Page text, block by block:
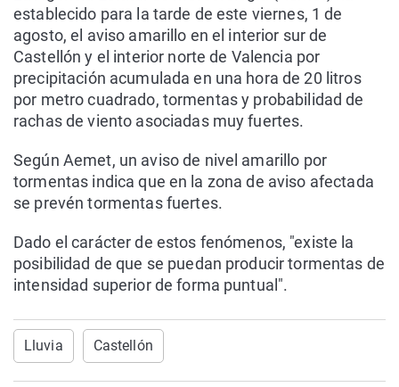
establecido para la tarde de este viernes, 1 de
agosto, el aviso amarillo en el interior sur de
Castellón y el interior norte de Valencia por
precipitación acumulada en una hora de 20 litros
por metro cuadrado, tormentas y probabilidad de
rachas de viento asociadas muy fuertes.
Según Aemet, un aviso de nivel amarillo por
tormentas indica que en la zona de aviso afectada
se prevén tormentas fuertes.
Dado el carácter de estos fenómenos, "existe la
posibilidad de que se puedan producir tormentas de
intensidad superior de forma puntual".
Lluvia Castellón